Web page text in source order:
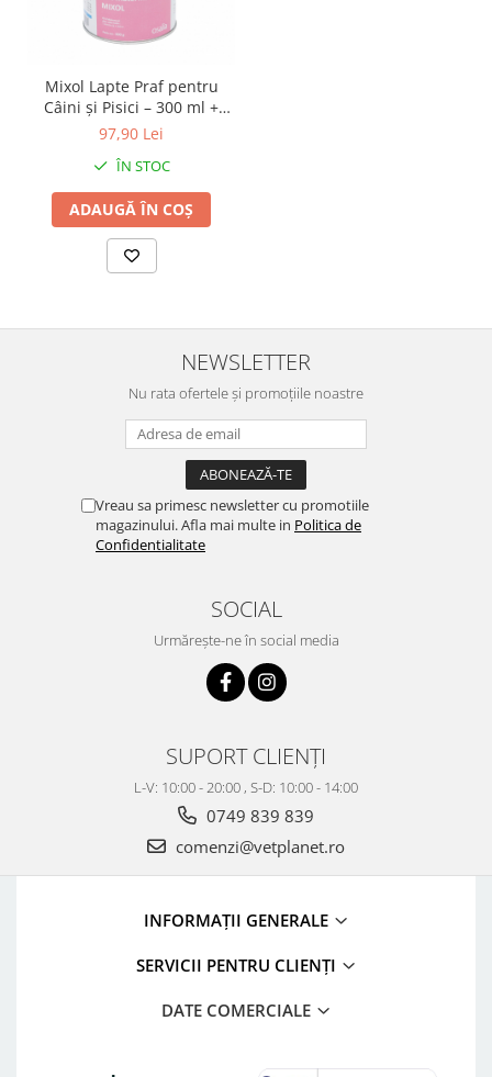
Mixol Lapte Praf pentru
Câini și Pisici – 300 ml +
biberon
97,90 Lei
ÎN STOC
ADAUGĂ ÎN COȘ
NEWSLETTER
Nu rata ofertele și promoțiile noastre
Vreau sa primesc newsletter cu promotiile
magazinului. Afla mai multe in Politica de
Confidentialitate
SOCIAL
Urmărește-ne în social media
SUPORT CLIENȚI
L-V: 10:00 - 20:00 , S-D: 10:00 - 14:00
0749 839 839
comenzi@vetplanet.ro
INFORMAȚII GENERALE
SERVICII PENTRU CLIENȚI
DATE COMERCIALE